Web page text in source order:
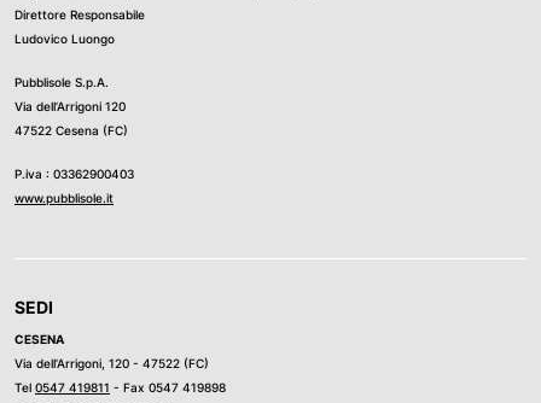
Direttore Responsabile
Ludovico Luongo
Pubblisole S.p.A.
Via dell’Arrigoni 120
47522 Cesena (FC)
P.iva : 03362900403
www.pubblisole.it
SEDI
CESENA
Via dell’Arrigoni, 120 - 47522 (FC)
Tel 0547 419811 - Fax 0547 419898